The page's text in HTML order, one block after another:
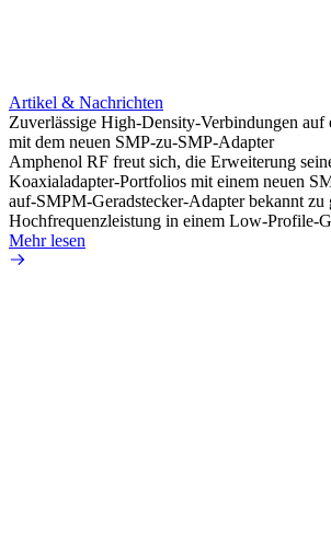
Artikel & Nachrichten
Zuverlässige High-Density-Verbindungen auf
mit dem neuen SMP-zu-SMP-Adapter
Amphenol RF freut sich, die Erweiterung
Koaxialadapter-Portfolios mit einem neuen
auf-SMPM-Geradstecker-Adapter bekannt zu
Hochfrequenzleistung in einem Low-Profile-
Mehr lesen